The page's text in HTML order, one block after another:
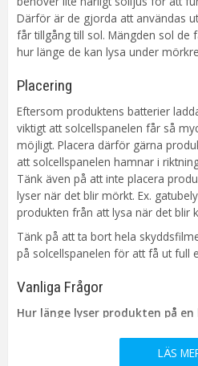
Batteri
1st AA
ca.6h.
Sensor
Ljusrelä
Anpassad för
Tillverkare
Star
Därför är de gjorda att användas
får tillgång till sol. Mängden sol de
hur länge de kan lysa under
Placering
Eftersom produktens batterier
viktigt att solcellspanelen får så
möjligt. Placera därför gärna
att solcellspanelen hamnar i
Tänk även på att inte placera
lyser när det blir mörkt. Ex.
produkten från att lysa när det blir
Tänk på att ta bort hela
på solcellspanelen för att få ut full
Vanliga Frågor
Hur länge lyser produkten på en
(ljusstyrka) eller andra funktioner
LÄS